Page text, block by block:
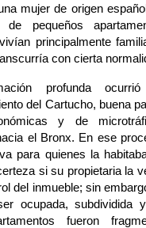
mujer de origen
de pequeños
principalmente
con cierta
profunda
del Cartucho, buena
y de
el Bronx. En ese
para quienes la
si su propietaria la
del inmueble; sin
ocupada, subdividida
fueron